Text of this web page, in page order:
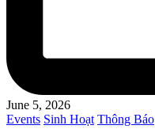
June 5, 2026
Posted
Events Sinh Hoạt Thông Báo